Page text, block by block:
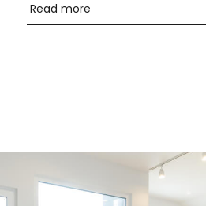
Read more